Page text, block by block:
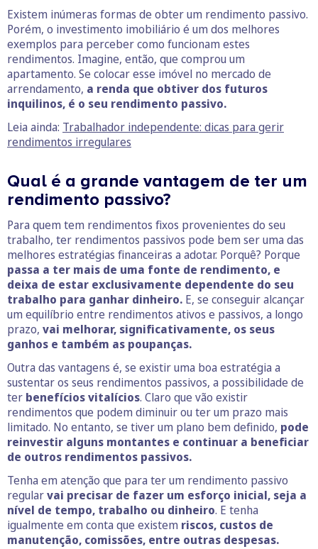
Existem inúmeras formas de obter um rendimento passivo.
Porém, o investimento imobiliário é um dos melhores
exemplos para perceber como funcionam estes
rendimentos. Imagine, então, que comprou um
apartamento. Se colocar esse imóvel no mercado de
arrendamento, a renda que obtiver dos futuros
inquilinos, é o seu rendimento passivo.
Leia ainda: Trabalhador independente: dicas para gerir
rendimentos irregulares
Qual é a grande vantagem de ter um
rendimento passivo?
Para quem tem rendimentos fixos provenientes do seu
trabalho, ter rendimentos passivos pode bem ser uma das
melhores estratégias financeiras a adotar. Porquê? Porque
passa a ter mais de uma fonte de rendimento, e
deixa de estar exclusivamente dependente do seu
trabalho para ganhar dinheiro. E, se conseguir alcançar
um equilíbrio entre rendimentos ativos e passivos, a longo
prazo, vai melhorar, significativamente, os seus
ganhos e também as poupanças.
Outra das vantagens é, se existir uma boa estratégia a
sustentar os seus rendimentos passivos, a possibilidade de
ter benefícios vitalícios. Claro que vão existir
rendimentos que podem diminuir ou ter um prazo mais
limitado. No entanto, se tiver um plano bem definido, pode
reinvestir alguns montantes e continuar a beneficiar
de outros rendimentos passivos.
Tenha em atenção que para ter um rendimento passivo
regularvai precisar de fazer um esforço inicial, seja a
nível de tempo, trabalho ou dinheiro. E tenha
igualmente em conta que existem riscos, custos de
manutenção, comissões, entre outras despesas.